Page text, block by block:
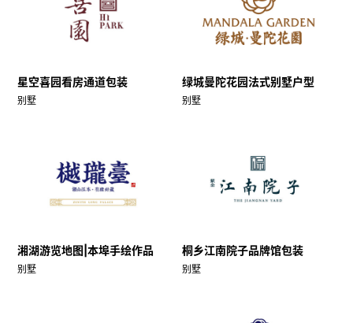
星空喜园看房通道包装
别墅
绿城曼陀花园法式别墅户型
别墅
湘湖游览地图|本埠手绘作品
别墅
桐乡江南院子品牌馆包装
别墅